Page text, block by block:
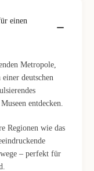
einen
Metropole,
deutschen
entdecken.
Regionen wie das
– perfekt für